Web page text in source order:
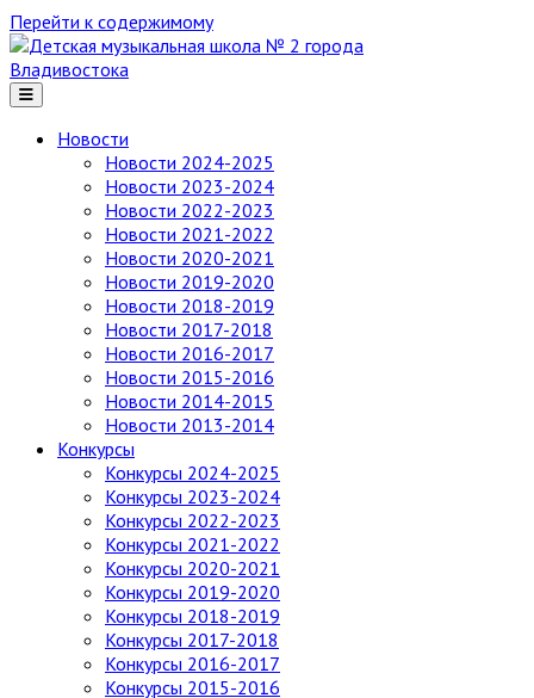
Перейти к содержимому
Детская
музыкальная
школа
города
Владивостока
Новости
Новости 2024-2025
Новости 2023-2024
Новости 2022-2023
Новости 2021-2022
Новости 2020-2021
Новости 2019-2020
Новости 2018-2019
Новости 2017-2018
Новости 2016-2017
Новости 2015-2016
Новости 2014-2015
Новости 2013-2014
Конкурсы
Конкурсы 2024-2025
Конкурсы 2023-2024
Конкурсы 2022-2023
Конкурсы 2021-2022
Конкурсы 2020-2021
Конкурсы 2019-2020
Конкурсы 2018-2019
Конкурсы 2017-2018
Конкурсы 2016-2017
Конкурсы 2015-2016